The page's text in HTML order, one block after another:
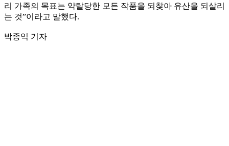
리 가족의 목표는 약탈당한 모든 작품을 되찾아 유산을 되살리
는 것”이라고 말했다.
박종익 기자